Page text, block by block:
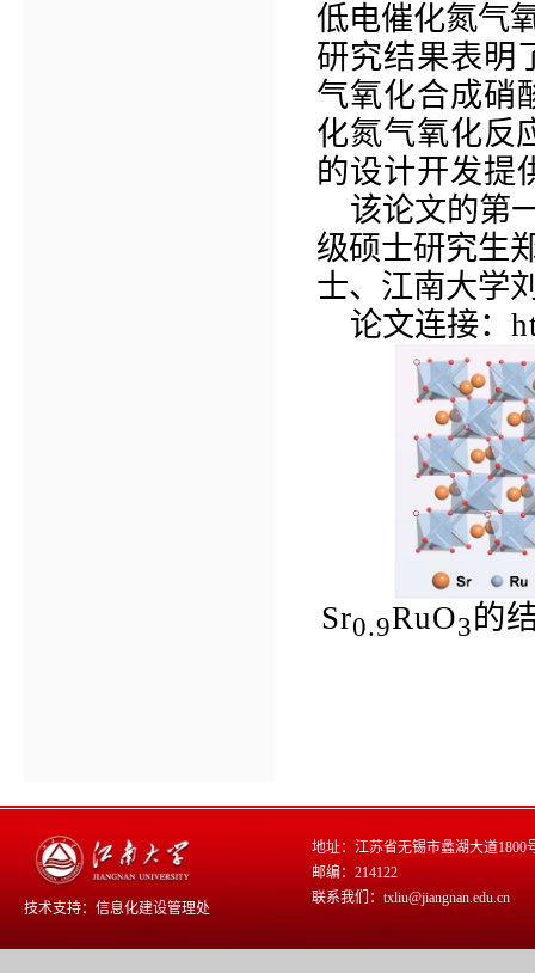
低电催化氮气
研究结果表明
气氧化合成硝
化氮气氧化反
的设计开发提
该论文的第
级硕士研究生
士、江南大学
论文连接：
Sr0.9RuO3的
技术支持： 信息化建设管理处
地址：江苏省无锡市蠡湖大道1800
邮编：214122
联系我们：txliu@jiangnan.edu.cn